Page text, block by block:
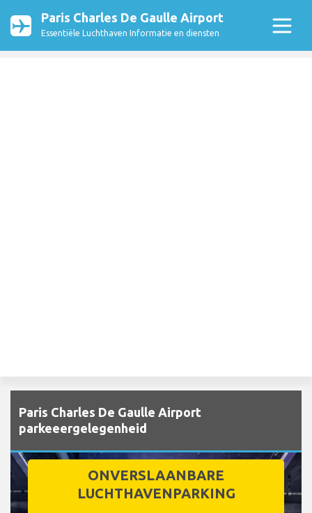
Paris Charles De Gaulle Airport
Essentiële Luchthaven Informatie en diensten
Paris Charles De Gaulle Airport
parkeeergelegenheid
ONVERSLAANBARE
LUCHTHAVENPARKING